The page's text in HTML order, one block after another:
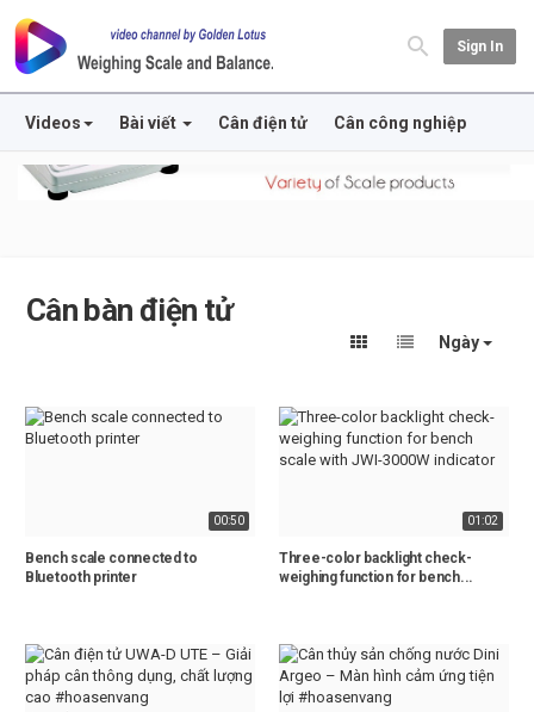
Sign In
Videos Bài viết Cân điện tử Cân công nghiệp
Cân bàn điện tử
Ngày
00:50
Bench scale connected to
Bluetooth printer
01:02
Three-color backlight check-
weighing function for bench...